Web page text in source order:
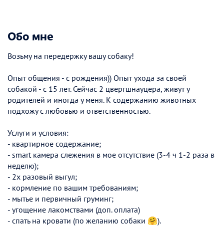
Обо мне
Возьму на передержку вашу собаку!
Опыт общения - с рождения)) Опыт ухода за своей
собакой - с 15 лет. Сейчас 2 цвергшнауцера, живут у
родителей и иногда у меня. К содержанию животных
подхожу с любовью и ответственностью.
Услуги и условия:
- квартирное содержание;
- smart камера слежения в мое отсутствие (3-4 ч 1-2 раза в
неделю);
- 2х разовый выгул;
- кормление по вашим требованиям;
- мытье и первичный груминг;
- угощение лакомствами (доп. оплата)
- спать на кровати (по желанию собаки 🤗).